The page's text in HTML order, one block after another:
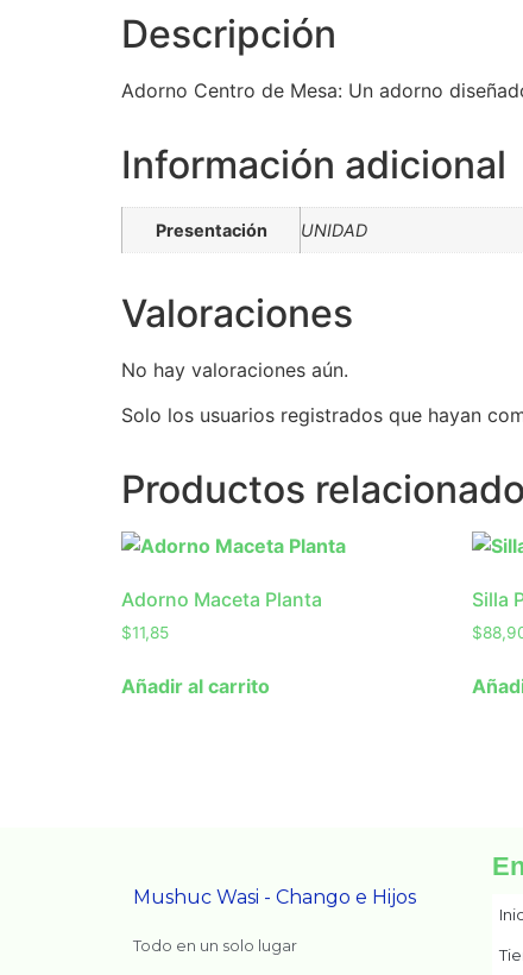
Descripción
Adorno Centro de Mesa: Un adorno
Información adicional
Presentación UNIDAD
Valoraciones
No hay valoraciones aún.
Solo los usuarios registrados que hayan
Productos
Adorno Maceta Planta
$11,85
Añadir al carrito
Silla
$
Mushuc Wasi - Chango e Hijos
Todo en un solo lugar